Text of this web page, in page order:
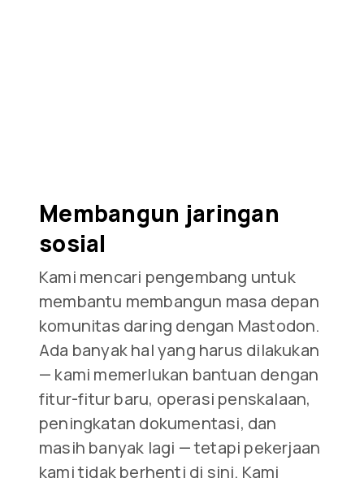
Membangun jaringan
sosial
Kami mencari pengembang untuk
membantu membangun masa depan
komunitas daring dengan Mastodon.
Ada banyak hal yang harus dilakukan
— kami memerlukan bantuan dengan
fitur-fitur baru, operasi penskalaan,
peningkatan dokumentasi, dan
masih banyak lagi — tetapi pekerjaan
kami tidak berhenti di sini. Kami